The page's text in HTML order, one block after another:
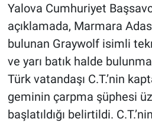
Yalova Cumhuriyet
açıklamada, Marmara
bulunan Graywolf isimli
ve yarı batık halde
Türk vatandaşı C.T.’nin
geminin çarpma şüphesi
başlatıldığı belirtildi.